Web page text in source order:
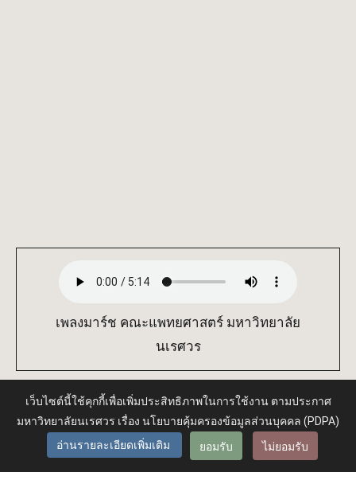
เว็บไซต์นี้ใช้คุกกี้เพื่อเพิ่มประสิทธิภาพในการใช้งาน ตามประกาศ
มหาวิทยาลัยนเรศวร เรื่อง นโยบายคุ้มครองข้อมูลส่วนบุคคล (PDPA)
อ่านรายละเอียดเพิ่มเติม
ยอมรับ ไม่ยอมรับ
เพลงมาร์ช คณะแพทยศาสตร์ มหาวิทยาลัย
นเรศวร
Administrator